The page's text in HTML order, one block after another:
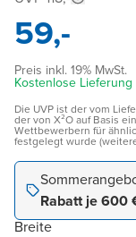
59,-
Preis inkl. 19% MwSt.
Kostenlose Lieferung
Die UVP ist der vom
der von X²O auf Basis
Wettbewerbern für
festgelegt wurde
Rabatt je 600
Breite